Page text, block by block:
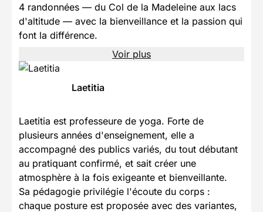
4 randonnées — du Col de la Madeleine aux lacs
d'altitude — avec la bienveillance et la passion qui
font la différence.
Voir plus
Laetitia
Laetitia est professeure de yoga. Forte de
plusieurs années d'enseignement, elle a
accompagné des publics variés, du tout débutant
au pratiquant confirmé, et sait créer une
atmosphère à la fois exigeante et bienveillante.
Sa pédagogie privilégie l'écoute du corps :
chaque posture est proposée avec des variantes,